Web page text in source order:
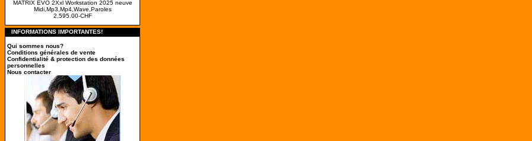
MATRIX EVO 2Xxl Workstation 2025 neuve
Midi,Mp3,Mp4,Wave,Paroles
2,595.00-CHF
INFORMATIONS IMPORTANTES!
Qui sommes nous?
Conditions générales de vente
Confidentialité & protection des données
personnelles
Nous contacter